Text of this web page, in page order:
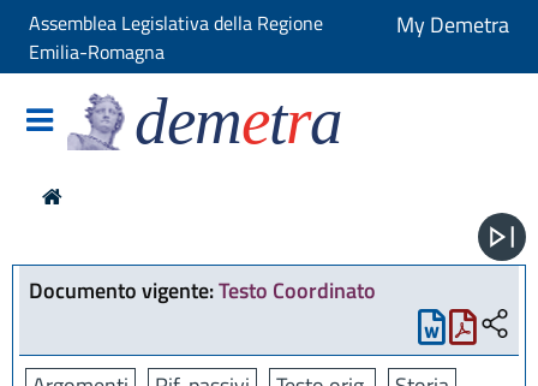
Assemblea Legislativa della Regione
Emilia-Romagna
My Demetra
demetra
Documento vigente:Testo Coordinato